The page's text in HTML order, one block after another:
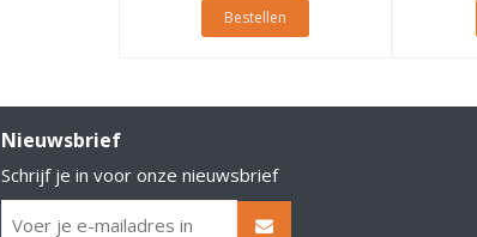
Bestellen
Nieuwsbrief
Schrijf je in voor onze nieuwsbrief